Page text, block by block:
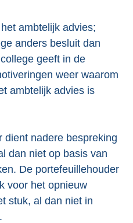
ambtelijk advies;
anders besluit dan
geeft in de
weer waarom
ambtelijk advies is
dient nadere bespreking
dan niet op basis van
De portefeuillehouder
voor het opnieuw
stuk, al dan niet in